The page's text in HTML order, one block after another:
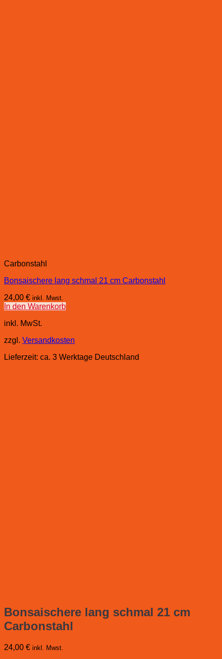
Carbonstahl
Bonsaischere lang schmal 21 cm Carbonstahl
24,00 € inkl. Mwst.
In den Warenkorb
inkl. MwSt.
zzgl. Versandkosten
Lieferzeit: ca. 3 Werktage Deutschland
Bonsaischere lang schmal 21 cm
Carbonstahl
24,00 € inkl. Mwst.